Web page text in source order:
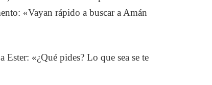
«Vayan rápido a buscar a Amán
«¿Qué pides? Lo que sea se te